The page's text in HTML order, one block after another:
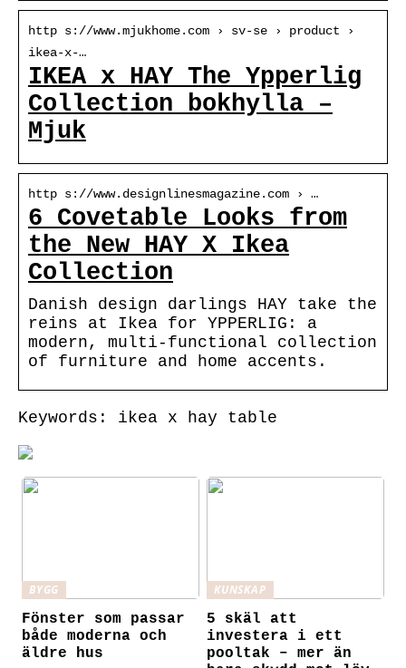
http s://www.mjukhome.com › sv-se › product ›
ikea-x-…
IKEA x HAY The Ypperlig
Collection bokhylla –
Mjuk
http s://www.designlinesmagazine.com › …
6 Covetable Looks from
the New HAY X Ikea
Collection
Danish design darlings HAY take the
reins at Ikea for YPPERLIG: a
modern, multi-functional collection
of furniture and home accents.
Keywords: ikea x hay table
BYGG
Fönster som passar
både moderna och
äldre hus
KUNSKAP
5 skäl att
investera i ett
pooltak – mer än